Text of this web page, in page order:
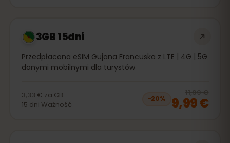
3GB 15dni
Przedpłacona eSIM Gujana Francuska z LTE | 4G | 5G
danymi mobilnymi dla turystów
3,33 € za GB
15 dni Ważność
−20%
11,99 €
9,99 €